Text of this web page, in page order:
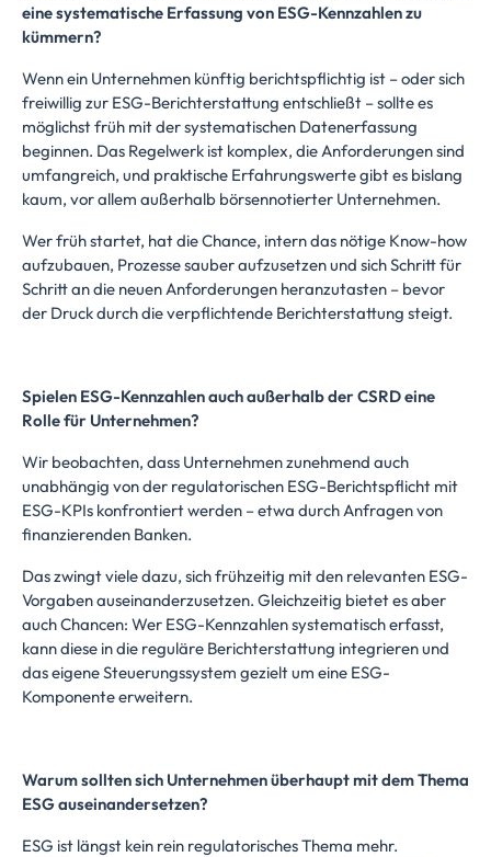
eine systematische Erfassung von ESG-Kennzahlen zu
kümmern?
Wenn ein Unternehmen künftig berichtspflichtig ist – oder sich
freiwillig zur ESG-Berichterstattung entschließt – sollte es
möglichst früh mit der systematischen Datenerfassung
beginnen. Das Regelwerk ist komplex, die Anforderungen sind
umfangreich, und praktische Erfahrungswerte gibt es bislang
kaum, vor allem außerhalb börsennotierter Unternehmen.
Wer früh startet, hat die Chance, intern das nötige Know-how
aufzubauen, Prozesse sauber aufzusetzen und sich Schritt für
Schritt an die neuen Anforderungen heranzutasten – bevor
der Druck durch die verpflichtende Berichterstattung steigt.
Spielen ESG-Kennzahlen auch außerhalb der CSRD eine
Rolle für Unternehmen?
Wir beobachten, dass Unternehmen zunehmend auch
unabhängig von der regulatorischen ESG-Berichtspflicht mit
ESG-KPIs konfrontiert werden – etwa durch Anfragen von
finanzierenden Banken.
Das zwingt viele dazu, sich frühzeitig mit den relevanten ESG-
Vorgaben auseinanderzusetzen. Gleichzeitig bietet es aber
auch Chancen: Wer ESG-Kennzahlen systematisch erfasst,
kann diese in die reguläre Berichterstattung integrieren und
das eigene Steuerungssystem gezielt um eine ESG-
Komponente erweitern.
Warum sollten sich Unternehmen überhaupt mit dem Thema
ESG auseinandersetzen?
ESG ist längst kein rein regulatorisches Thema mehr.